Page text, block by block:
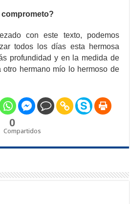
comprometo?
con este texto, podemos
todos los días esta hermosa
profundidad y en la medida de
otro hermano mío lo hermoso de
0
Compartidos